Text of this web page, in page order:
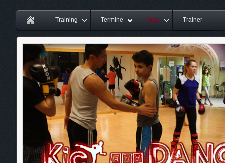
Training Termine Orga Trainer